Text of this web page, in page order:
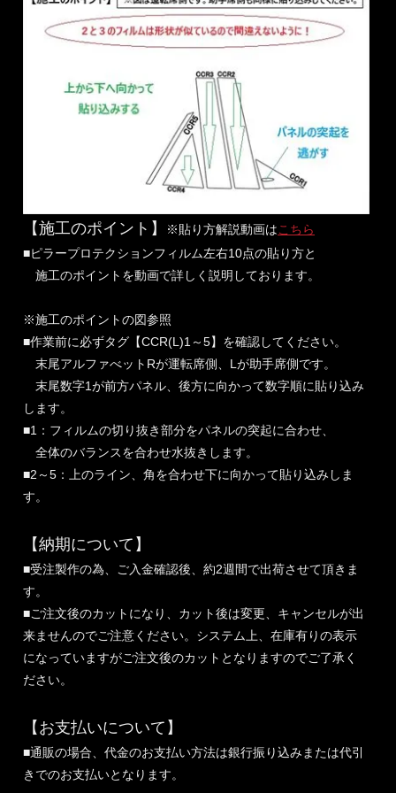
【施工のポイント】 ※貼り方解説動画はこちら
■ピラープロテクションフィルム左右10点の貼り方と
施工のポイントを動画で詳しく説明しております。
※施工のポイントの図参照
■作業前に必ずタグ【CCR(L)1～5】を確認してください。
末尾アルファべットRが運転席側、Lが助手席側です。
末尾数字1が前方パネル、後方に向かって数字順に貼り込み
します。
■1：フィルムの切り抜き部分をパネルの突起に合わせ、
全体のバランスを合わせ水抜きします。
■2～5：上のライン、角を合わせ下に向かって貼り込みしま
す。
【納期について】
■受注製作の為、ご入金確認後、約2週間で出荷させて頂きま
す。
■ご注文後のカットになり、カット後は変更、キャンセルが出
来ませんのでご注意ください。システム上、在庫有りの表示
になっていますがご注文後のカットとなりますのでご了承く
ださい。
【お支払いについて】
■通販の場合、代金のお支払い方法は銀行振り込みまたは代引
きでのお支払いとなります。